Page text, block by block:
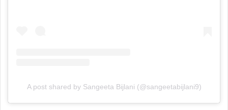
A post shared by Sangeeta Bijlani (@sangeetabijlani9)